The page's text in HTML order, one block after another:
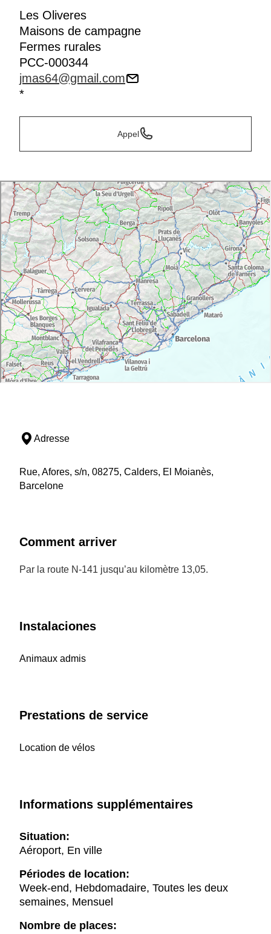
Les Oliveres
Maisons de campagne
Fermes rurales
PCC-000344
jmas64@gmail.com
*
Appel
Adresse
Rue, Afores, s/n, 08275, Calders, El Moianès,
Barcelone
Comment arriver
Par la route N-141 jusqu’au kilomètre 13,05.
Instalaciones
Animaux admis
Prestations de service
Location de vélos
Informations supplémentaires
Situation:
Aéroport, En ville
Périodes de location:
Week-end, Hebdomadaire, Toutes les deux
semaines, Mensuel
Nombre de places: